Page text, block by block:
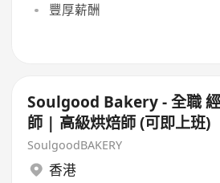
豐厚薪酬
Soulgood Bakery - 全職
師 | 高級烘焙師 (可即上班)
SoulgoodBAKERY
香港